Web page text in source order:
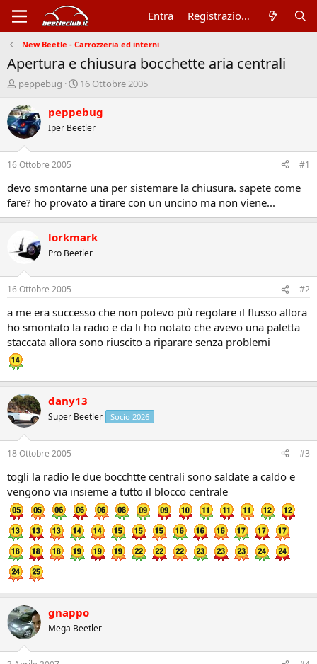
Entra Registrazione
New Beetle - Carrozzeria ed interni
Apertura e chiusura bocchette aria centrali
A
t
o
r
e
d
i
s
u
i
o
n
e
peppebug
D
t
d
n
i
z
i
16 Ottobre 2005
peppebug
Iper Beetler
16 Ottobre 2005 #1
devo smontarne una per sistemare la chiusura. sapete come
fare? ho provato a tirare con un uncino ma non viene...
lorkmark
Pro Beetler
16 Ottobre 2005 #2
a me era successo che non potevo più regolare il flusso allora
ho smontato la radio e da li ho notato che avevo una paletta
staccata allora sono riuscito a riparare senza problemi
dany13
Super Beetler Socio 2026
18 Ottobre 2005 #3
togli la radio le due bocchtte centrali sono saldate a caldo e
vengono via insieme a tutto il blocco centrale
gnappo
Mega Beetler